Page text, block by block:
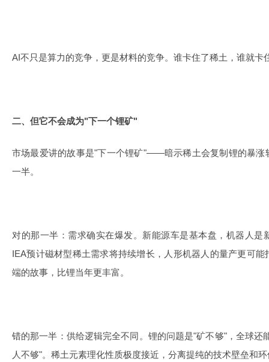
AI不只是算力的竞争，更是材料的竞争。谁卡住了稀土，谁就卡
二、但它不会成为"下一个锂矿"
市场最爱讲的故事是"下一个锂矿"——暗示稀土会复制锂的暴涨
一半。
对的那一半：需求确实在爆发。新能源车是基本盘，机器人是
IEA预计磁材型稀土需求将持续增长，人形机器人的量产更可
端的故事，比锂当年更丰富。
错的那一半：供给逻辑完全不同。锂的问题是"矿不够"，全球还
人不够"。稀土元素理化性质极度接近，分离提纯的技术壁垒和